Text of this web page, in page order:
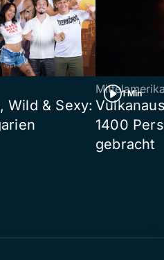
Wild & Sexy:
1 Min
1400
gebracht